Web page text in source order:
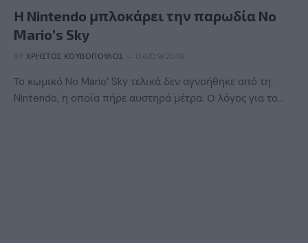
Η Nintendo μπλοκάρει την παρωδία No
Mario’s Sky
BY ΧΡΉΣΤΟΣ ΚΟΥΒΌΠΟΥΛΟΣ 06/09/2016
Το κωμικό No Mario’ Sky τελικά δεν αγνοήθηκε από τη
Nintendo, η οποία πήρε αυστηρά μέτρα. Ο λόγος για το…